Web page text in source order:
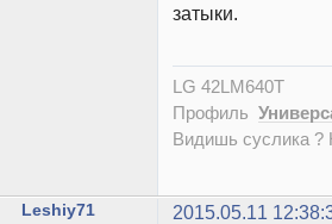
затыки.
LG 42LM640T
Профиль
Видишь суслика ?
Leshiy71 2015.05.11